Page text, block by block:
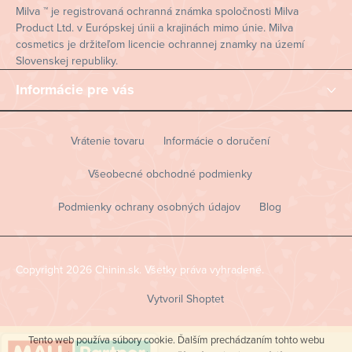
Tento web používa súbory cookie. Ďalším prechádzaním tohto webu
Milva ™ je registrovaná ochranná známka spoločnosti Milva
Product Ltd. v Európskej únii a krajinách mimo únie. Milva
cosmetics je držiteľom licencie ochrannej znamky na území
Slovenskej republiky.
Informácie pre vás
Vrátenie tovaru Informácie o doručení
Všeobecné obchodné podmienky
Podmienky ochrany osobných údajov Blog
Vytvoril Shoptet
Copyright 2026 Chinin.sk. Všetky práva vyhradené.